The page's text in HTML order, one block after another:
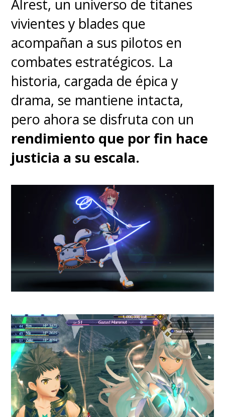
Integración perfecta con
Switch 2: GameShare,
GameChat y crossplay con
Switch 1.
Dirección artística
vibrantey música que
emociona (¡usa audífonos en
Sin modo para un jugador:
necesitas sí o sí un
Algunos defectos visuales
menoresen escenas
cinemáticas y zonas abiertas.
Alrest, un universo de titanes
vivientes y blades que
acompañan a sus pilotos en
combates estratégicos. La
historia, cargada de épica y
drama, se mantiene intacta,
pero ahora se disfruta con un
rendimiento que por fin hace
justicia a su escala.